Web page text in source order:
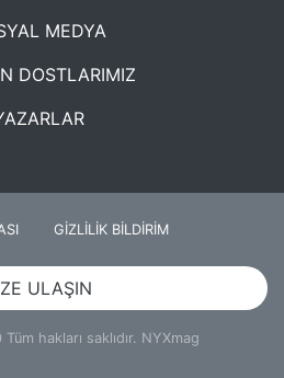
MEDYA
DOSTLARIMIZ
GİZLİLİK BİLDİRİM
ULAŞIN
hakları saklıdır. NYXmag